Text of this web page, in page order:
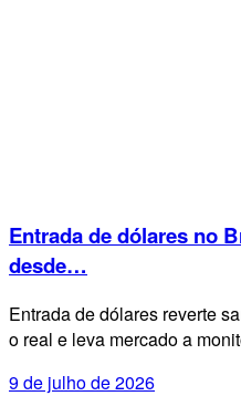
Entrada de dólares no
desde…
Entrada de dólares reverte
o real e leva mercado a
9 de julho de 2026